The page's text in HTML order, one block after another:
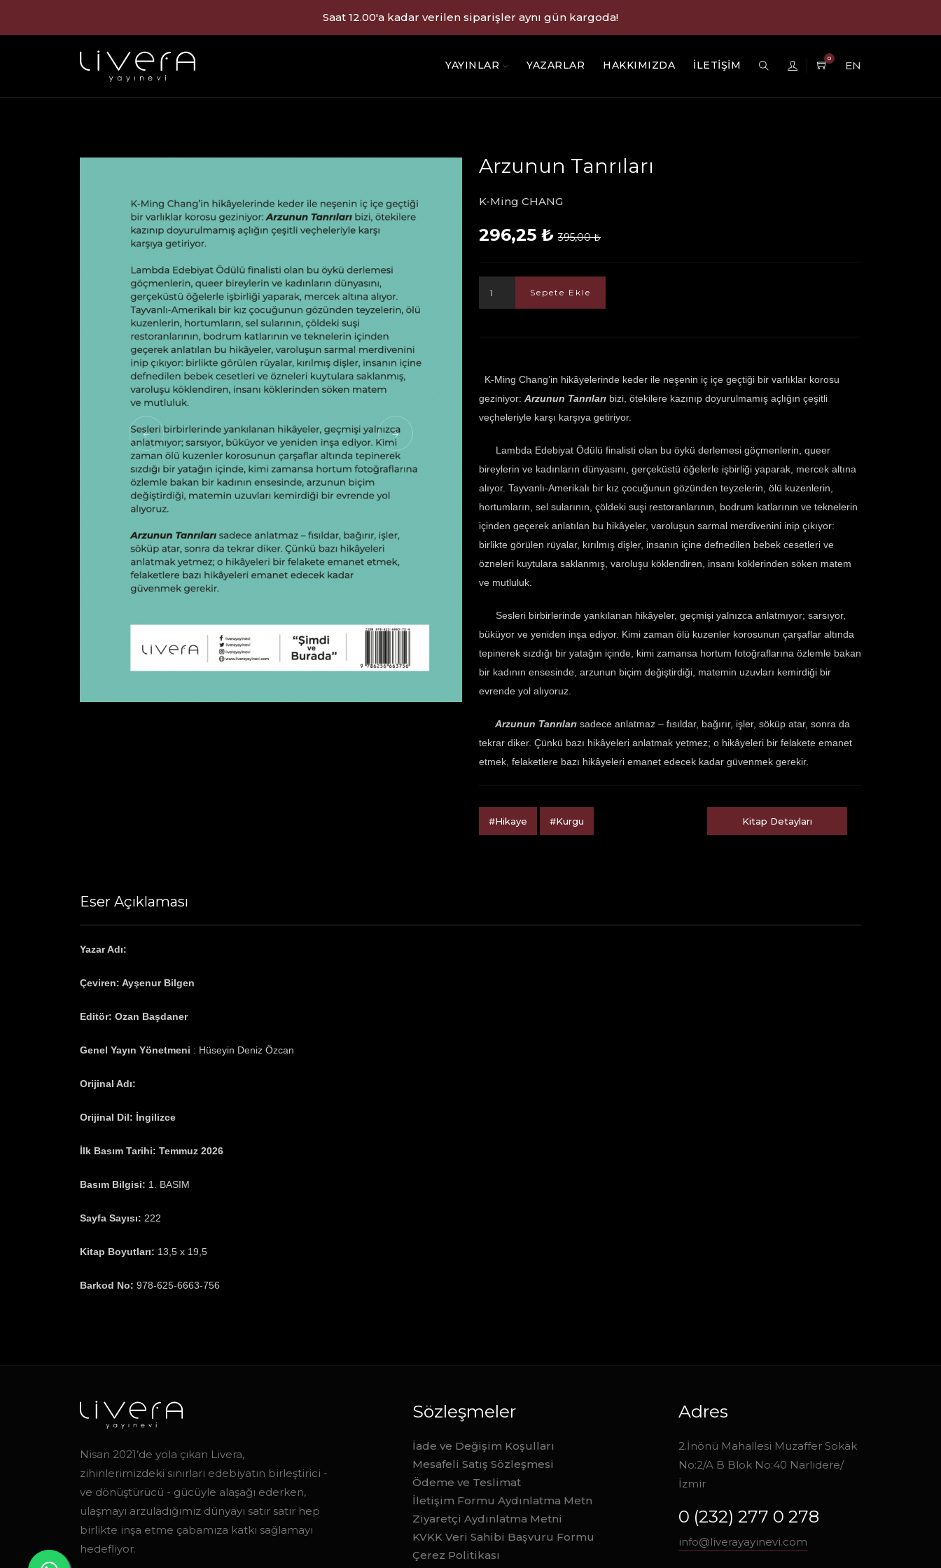
Saat 12.00'a kadar verilen siparişler aynı gün kargoda!
YAYINLAR YAZARLAR HAKKIMIZDA İLETİŞİM
0
EN
Arzunun Tanrıları
K-Ming CHANG
296,25 ₺ 395,00 ₺
Sepete Ekle
K-Ming Chang’in hikâyelerinde keder ile neşenin iç içe geçtiği bir varlıklar korosu
geziniyor: Arzunun Tanrıları bizi, ötekilere kazınıp doyurulmamış açlığın çeşitli
veçheleriyle karşı karşıya getiriyor.
Lambda Edebiyat Ödülü finalisti olan bu öykü derlemesi göçmenlerin, queer
bireylerin ve kadınların dünyasını, gerçeküstü öğelerle işbirliği yaparak, mercek altına
alıyor. Tayvanlı-Amerikalı bir kız çocuğunun gözünden teyzelerin, ölü kuzenlerin,
hortumların, sel sularının, çöldeki suşi restoranlarının, bodrum katlarının ve teknelerin
içinden geçerek anlatılan bu hikâyeler, varoluşun sarmal merdivenini inip çıkıyor:
birlikte görülen rüyalar, kırılmış dişler, insanın içine defnedilen bebek cesetleri ve
özneleri kuytulara saklanmış, varoluşu köklendiren, insanı köklerinden söken matem
ve mutluluk.
Sesleri birbirlerinde yankılanan hikâyeler, geçmişi yalnızca anlatmıyor; sarsıyor,
büküyor ve yeniden inşa ediyor. Kimi zaman ölü kuzenler korosunun çarşaflar altında
tepinerek sızdığı bir yatağın içinde, kimi zamansa hortum fotoğraflarına özlemle bakan
bir kadının ensesinde, arzunun biçim değiştirdiği, matemin uzuvları kemirdiği bir
evrende yol alıyoruz.
Arzunun Tanrıları sadece anlatmaz – fısıldar, bağırır, işler, söküp atar, sonra da
tekrar diker. Çünkü bazı hikâyeleri anlatmak yetmez; o hikâyeleri bir felakete emanet
etmek, felaketlere bazı hikâyeleri emanet edecek kadar güvenmek gerekir.
#Hikaye #Kurgu Kitap Detayları
Eser Açıklaması
Yazar Adı:
Çeviren: Ayşenur Bilgen
Editör: Ozan Başdaner
Genel Yayın Yönetmeni : Hüseyin Deniz Özcan
Orijinal Adı:
Orijinal Dil: İngilizce
İlk Basım Tarihi: Temmuz 2026
Basım Bilgisi: 1. BASIM
Sayfa Sayısı: 222
Kitap Boyutları: 13,5 x 19,5
Barkod No: 978-625-6663-756
Nisan 2021’de yola çıkan Livera,
zihinlerimizdeki sınırları edebiyatın birleştirici -
ve dönüştürücü - gücüyle alaşağı ederken,
ulaşmayı arzuladığımız dünyayı satır satır hep
birlikte inşa etme çabamıza katkı sağlamayı
hedefliyor.
Sözleşmeler
İade ve Değişim Koşulları
Mesafeli Satış Sözleşmesi
Ödeme ve Teslimat
İletişim Formu Aydınlatma Metn
Ziyaretçi Aydınlatma Metni
KVKK Veri Sahibi Başvuru Formu
Çerez Politikası
Adres
2.İnönü Mahallesi Muzaffer Sokak
No:2/A B Blok No:40 Narlıdere/
İzmir
0 (232) 277 0 278
info@liverayayinevi.com